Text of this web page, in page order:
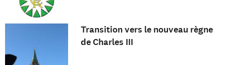
Transition vers le nouveau règne
de Charles III